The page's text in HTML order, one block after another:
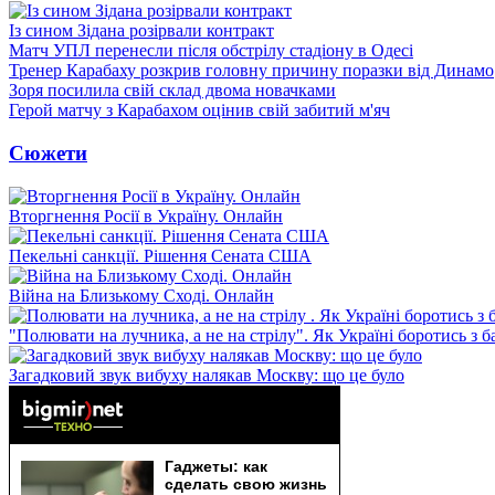
Із сином Зідана розірвали контракт
Матч УПЛ перенесли після обстрілу стадіону в Одесі
Тренер Карабаху розкрив головну причину поразки від Динамо
Зоря посилила свій склад двома новачками
Герой матчу з Карабахом оцінив свій забитий м'яч
Сюжети
Вторгнення Росії в Україну. Онлайн
Пекельні санкції. Рішення Сената США
Війна на Близькому Сході. Онлайн
"Полювати на лучника, а не на стрілу". Як Україні боротись з
Загадковий звук вибуху налякав Москву: що це було